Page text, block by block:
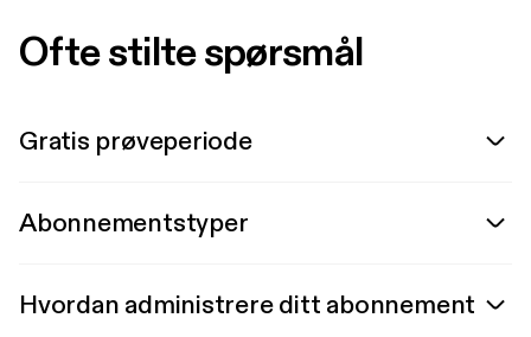
Ofte stilte spørsmål
Gratis prøveperiode
Abonnementstyper
Hvordan administrere ditt abonnement